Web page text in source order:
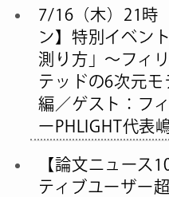
7/16（木）21時
ン】特別イベン
測り方」〜フィ
テッドの6次元
編／ゲスト：フ
ーPHLIGHT代表
【論文ニュース
ティブユーザー